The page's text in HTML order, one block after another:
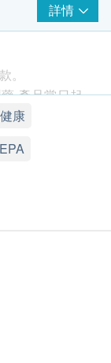
是由兩種不
詳情
。
產品當日起
及 健康網
需附加
發貨。
當八號烈風
服務時間將
康
EPA